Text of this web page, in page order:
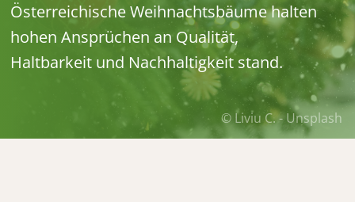
Österreichische Weihnachtsbäume halten
hohen Ansprüchen an Qualität,
Haltbarkeit und Nachhaltigkeit stand.
© Liviu C. - Unsplash